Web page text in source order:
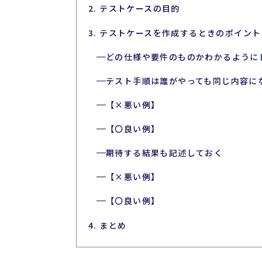
2. テストケースの目的
3. テストケースを作成するときのポイント
どの仕様や要件のものかわかるように
テスト手順は誰がやっても同じ内容に
【×悪い例】
【〇良い例】
期待する結果も記述しておく
【×悪い例】
【〇良い例】
4. まとめ